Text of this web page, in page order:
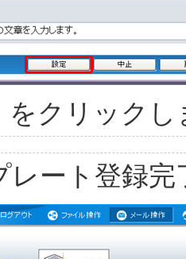
をクリック
レート登録